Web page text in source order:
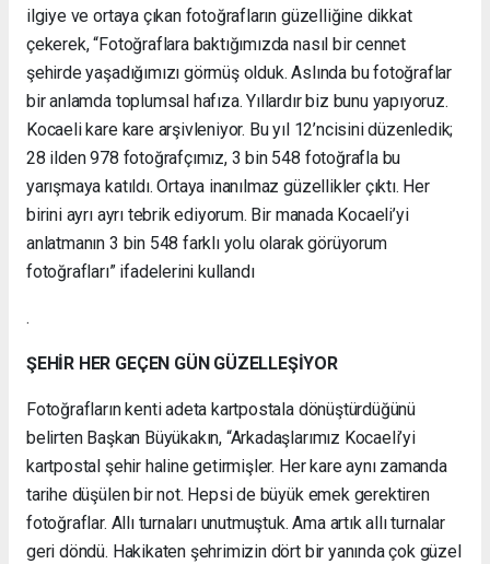
ilgiye ve ortaya çıkan fotoğrafların güzelliğine dikkat
çekerek, “Fotoğraflara baktığımızda nasıl bir cennet
şehirde yaşadığımızı görmüş olduk. Aslında bu fotoğraflar
bir anlamda toplumsal hafıza. Yıllardır biz bunu yapıyoruz.
Kocaeli kare kare arşivleniyor. Bu yıl 12’ncisini düzenledik;
28 ilden 978 fotoğrafçımız, 3 bin 548 fotoğrafla bu
yarışmaya katıldı. Ortaya inanılmaz güzellikler çıktı. Her
birini ayrı ayrı tebrik ediyorum. Bir manada Kocaeli’yi
anlatmanın 3 bin 548 farklı yolu olarak görüyorum
fotoğrafları” ifadelerini kullandı
.
ŞEHİR HER GEÇEN GÜN GÜZELLEŞİYOR
Fotoğrafların kenti adeta kartpostala dönüştürdüğünü
belirten Başkan Büyükakın, “Arkadaşlarımız Kocaeli’yi
kartpostal şehir haline getirmişler. Her kare aynı zamanda
tarihe düşülen bir not. Hepsi de büyük emek gerektiren
fotoğraflar. Allı turnaları unutmuştuk. Ama artık allı turnalar
geri döndü. Hakikaten şehrimizin dört bir yanında çok güzel